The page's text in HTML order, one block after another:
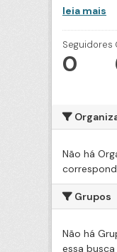
leia mais
Seguidores
0
Não há
Grupos
Não há
essa busca